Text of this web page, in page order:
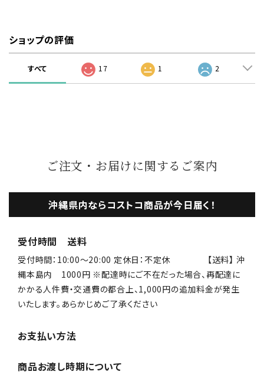
ショップの評価
すべて 17 1 2
ご注文・お届けに関するご案内
沖縄県内ならコストコ商品が今日届く！
受付時間 送料
受付時間：10:00〜20:00 定休日：不定休 【送料】 沖
縄本島内 1000円 ※配達時にご不在だった場合、再配達に
かかる人件費・交通費の都合上、1,000円の追加料金が発生
いたします。あらかじめご了承ください
お支払い方法
商品お渡し時期について